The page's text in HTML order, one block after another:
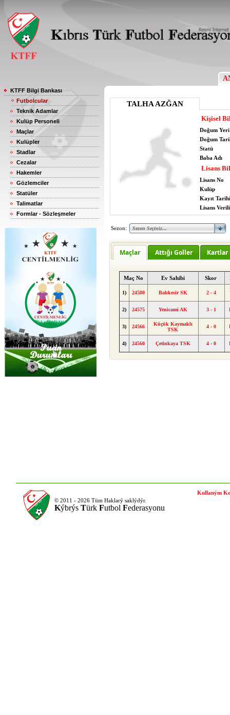
KTFF Bilgi Bankası
Futbolcular
Teknik Adamlar
Kulüp Personeli
Maçlar
Kulüpler
Stadlar
Cezalar
Hakemler
Gözlemciler
Statüler
Talimatlar
Formlar - Sözleşmeler
TALHA AZĞAN
Kişisel
Doğum Yeri
Doğum
Statü
Baba Adı
Lisans
Lisans No
Kulüp
Kayıt Tarihi
Lisans
Sezon:
Maçlar Attığı Goller Kartlar
Maç No Ev Sahibi Skor
1) 24580 Balıkesir SK 2 - 4
2) 24575 Yenicami AK 3 - 1
3) 24566
Küçük Kaymaklı
TSK
4 - 0
4) 24560 Çetinkaya TSK 4 - 0
© 2011 - 2026 Tüm Haklarý saklýdýr.
Kýbrýs Türk Futbol Federasyonu
Kullaným